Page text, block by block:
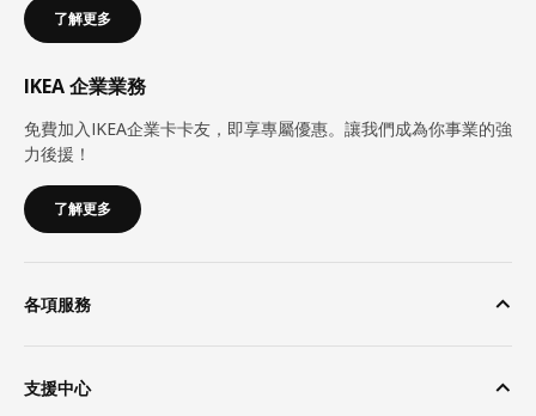
了解更多
IKEA 企業業務
免費加入IKEA企業卡卡友，即享專屬優惠。讓我們成為你事業的強
力後援！
了解更多
各項服務
支援中心